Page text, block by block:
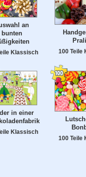
an
bunten
Klassisch 100 Teile
in einer
Klassisch
100 Teile